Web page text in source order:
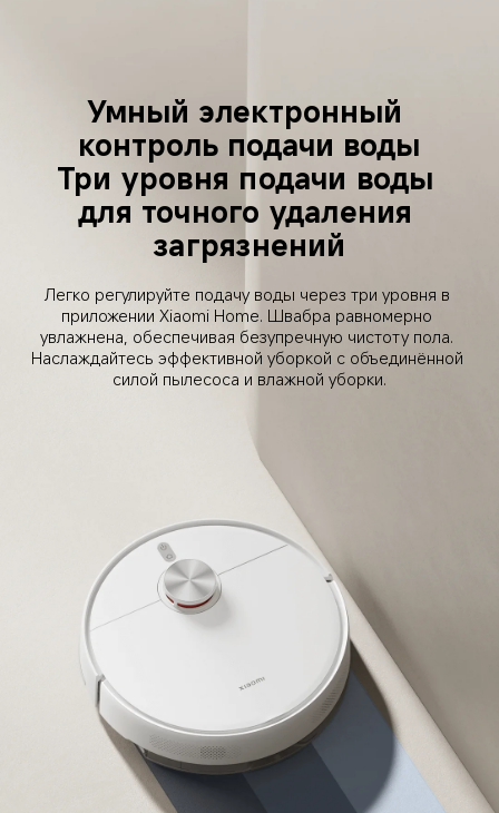
Умный электронный
контроль подачи воды
Три уровня подачи воды
для точного удаления
загрязнений
Легко регулируйте подачу воды через три уровня в
приложении Xiaomi Home. Швабра равномерно
увлажнена, обеспечивая безупречную чистоту пола.
Наслаждайтесь эффективной уборкой с объединённой
силой пылесоса и влажной уборки.